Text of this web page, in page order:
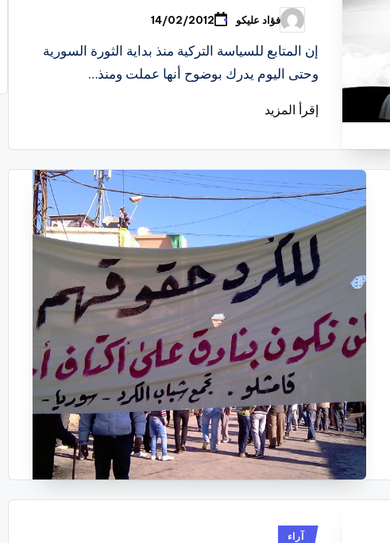
تمّ
النشر
بواسطة
فؤاد عليكو 14/02/2012
إن المتابع للسياسة التركية منذ بداية الثورة السورية
وحتى اليوم يدرك بوضوح أنها عملت ومنذ…
إقرأ المزيد
نُشرآراء